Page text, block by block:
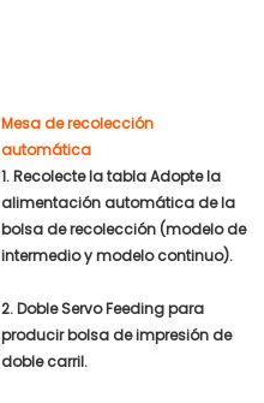
Mesa de recolección
automática
1. Recolecte la tabla Adopte la
alimentación automática de la
bolsa de recolección (modelo de
intermedio y modelo continuo).
2. Doble Servo Feeding para
producir bolsa de impresión de
doble carril.